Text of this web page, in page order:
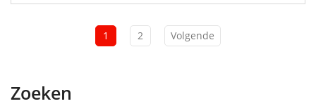
1 2 Volgende
Zoeken